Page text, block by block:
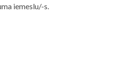
iemeslu/-s.